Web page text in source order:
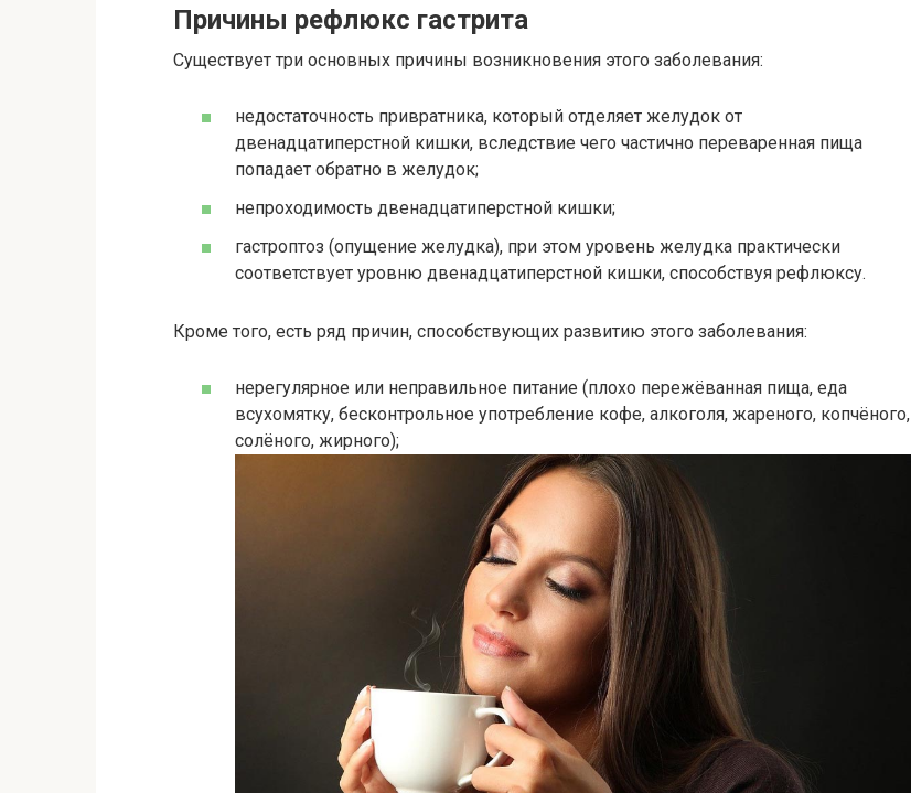
Причины рефлюкс гастрита
Существует три основных причины возникновения этого заболевания:
недостаточность привратника, который отделяет желудок от
двенадцатиперстной кишки, вследствие чего частично переваренная пища
попадает обратно в желудок;
непроходимость двенадцатиперстной кишки;
гастроптоз (опущение желудка), при этом уровень желудка практически
соответствует уровню двенадцатиперстной кишки, способствуя рефлюксу.
Кроме того, есть ряд причин, способствующих развитию этого заболевания:
нерегулярное или неправильное питание (плохо пережёванная пища, еда
всухомятку, бесконтрольное употребление кофе, алкоголя, жареного, копчёного,
солёного, жирного);